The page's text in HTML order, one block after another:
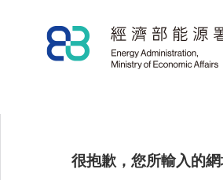
很抱歉，您所輸入的網